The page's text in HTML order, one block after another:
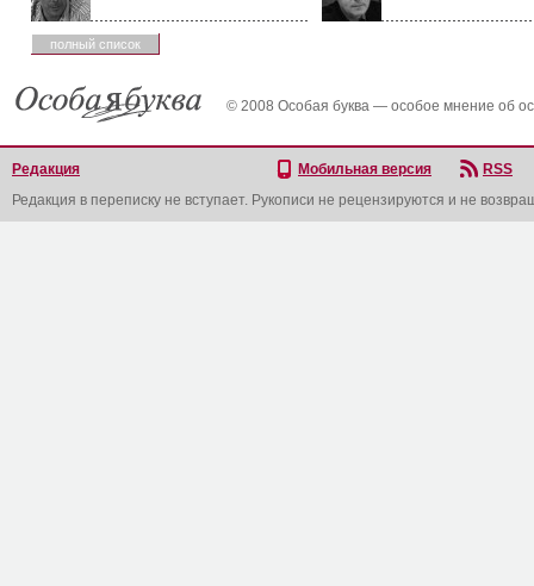
полный список
© 2008 Особая буква — особое мнение об
Редакция Мобильная версия
RSS
Редакция в переписку не вступает. Рукописи не рецензируются и не